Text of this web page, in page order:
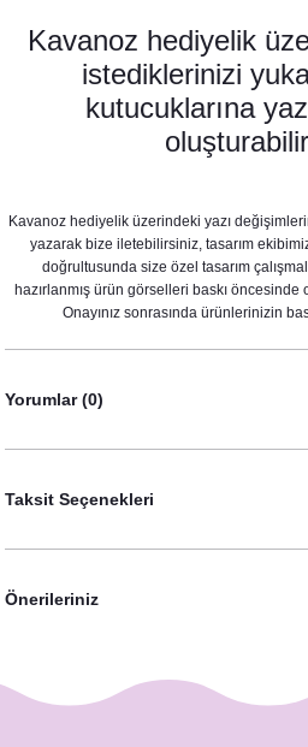
Karatahta Konsept Hashtag / Masa Üstü İsim
Kara
Kavanoz hediyelik
istediklerinizi
kutucuklarına
Kavanoz hediyelik üzerindeki yazı
yazarak bize iletebilirsiniz, tasarım
doğrultusunda size özel tasarım
hazırlanmış ürün görselleri baskı öncesinde
Onayınız sonrasında ürünlerinizin
Yorumlar (0)
Taksit Seçenekleri
Önerileriniz